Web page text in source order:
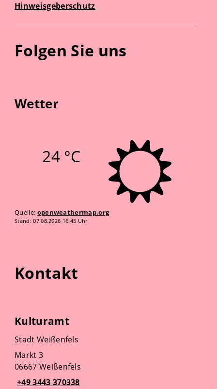
Hinweisgeberschutz
Folgen Sie uns
Wetter
24 °C
Quelle: openweathermap.org
Stand: 07.08.2026 16:45 Uhr
Kontakt
Kulturamt
Stadt Weißenfels
Markt 3
06667 Weißenfels
+49 3443 370338